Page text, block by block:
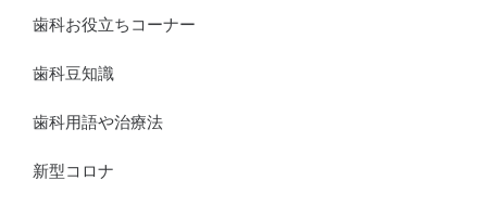
歯科お役立ちコーナー
歯科豆知識
歯科用語や治療法
新型コロナ